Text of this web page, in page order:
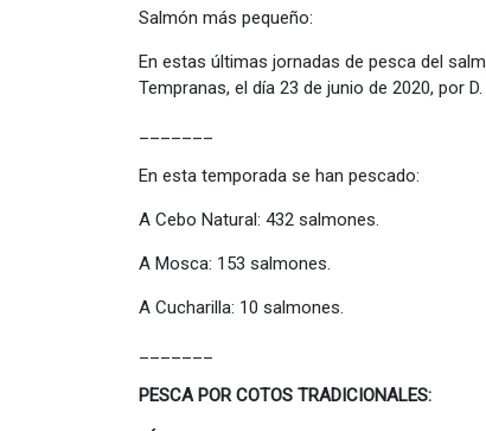
Salmón más pequeño:
En estas últimas jornadas de pesca del
Tempranas, el día 23 de junio de 2020, por
En esta temporada se han pescado:
A Cebo Natural: 432 salmones.
A Mosca: 153 salmones.
A Cucharilla: 10 salmones.
PESCA POR COTOS TRADICIONALES: